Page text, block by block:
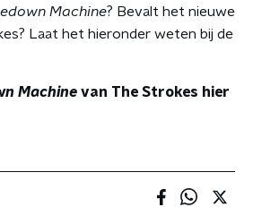
Machine? Bevalt het nieuwe
Laat het hieronder weten bij de
Machine van The Strokes hier